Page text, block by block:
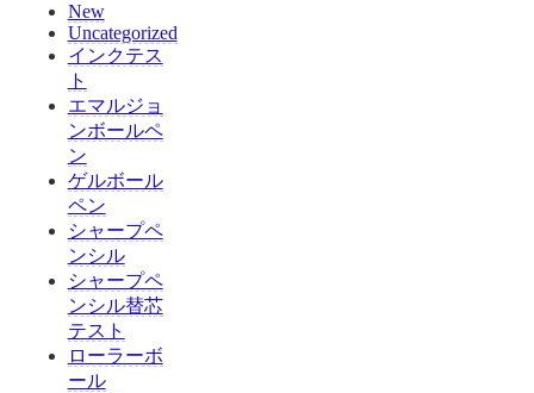
New
Uncategorized
インクテス
ト
エマルジョ
ンボールペ
ン
ゲルボール
ペン
シャープペ
ンシル
シャープペ
ンシル替芯
テスト
ローラーボ
ール